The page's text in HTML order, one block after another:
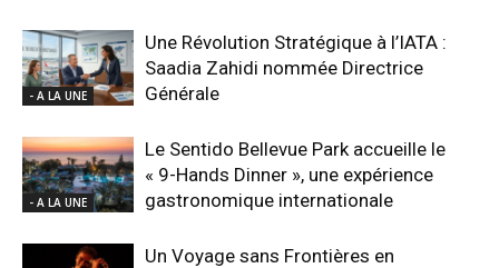
- A LA UNE
Une Révolution Stratégique à l’IATA :
Saadia Zahidi nommée Directrice
Générale
- A LA UNE
Le Sentido Bellevue Park accueille le
« 9-Hands Dinner », une expérience
gastronomique internationale
Un Voyage sans Frontières en